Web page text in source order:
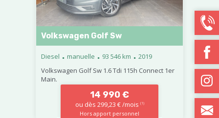
Volkswagen Golf Sw
Diesel . manuelle . 93 546 km . 2019
Volkswagen Golf Sw 1.6 Tdi 115h Connect 1er
Main.
14 990 €
ou dès 299,23 € /mois (1)
Hors apport personnel